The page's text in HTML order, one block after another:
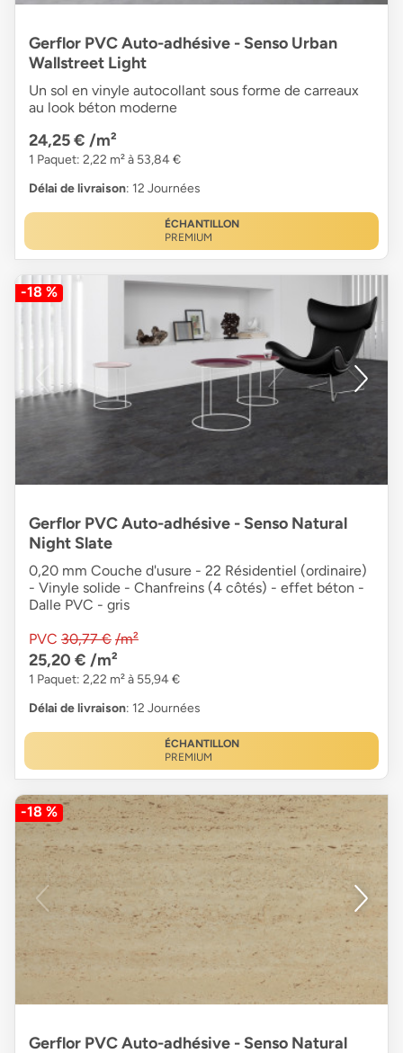
Gerflor PVC Auto-adhésive - Senso Urban
Wallstreet Light
Un sol en vinyle autocollant sous forme de carreaux
au look béton moderne
24,25 € /m²
1 Paquet: 2,22 m² à 53,84 €
Délai de livraison: 12 Journées
ÉCHANTILLON
PREMIUM
-18 %
Gerflor PVC Auto-adhésive - Senso Natural
Night Slate
0,20 mm Couche d'usure - 22 Résidentiel (ordinaire)
- Vinyle solide - Chanfreins (4 côtés) - effet béton -
Dalle PVC - gris
PVC 30,77 € /m²
25,20 € /m²
1 Paquet: 2,22 m² à 55,94 €
Délai de livraison: 12 Journées
ÉCHANTILLON
PREMIUM
-18 %
Gerflor PVC Auto-adhésive - Senso Natural